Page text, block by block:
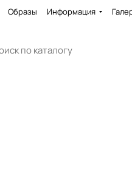
Образы Информация